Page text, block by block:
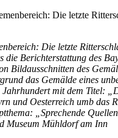
Die letzte
die Berichterstattung des
Bildausschnitten des
das Gemälde eines
Jahrhundert mit dem Titel:
und Oesterreich umb das
„Sprechende
Museum Mühldorf am Inn